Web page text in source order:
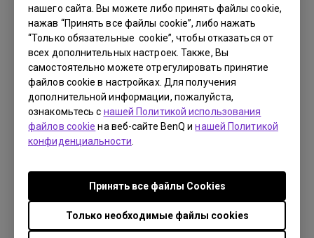
нашего сайта. Вы можете либо принять файлы cookie,
нажав “Принять все файлы cookie”, либо нажать
“Только обязательные cookie”, чтобы отказаться от
всех дополнительных настроек. Также, Вы
самостоятельно можете отрегулировать принятие
файлов cookie в настройках. Для получения
дополнительной информации, пожалуйста,
ознакомьтесь с нашей Политикой использования
файлов cookie на веб-сайте BenQ инашей Политикой
конфиденциальности
Только необходимые файлы cookies
Принять все файлы Сookies
Обновить:2017/06/20
Язык:English
Размер файла:8.05 MB
Версия:
Просмотр
Руководство пользователя
User Manual
Обновить:2018/11/08